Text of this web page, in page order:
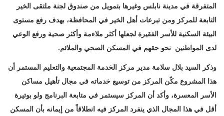
المتفرقة في مدينة نابلس وغيرها ‏بتمويل من صندوق لجنة ملتقى الخير
التابعة للمركز ومن تبرعات أهل الخير في المحافظة، بهدف ‏رفع مستوى
البيئة السكنية للأسر الفقيرة لجعلها أكثر ملاءمة وأكثر صحية ورفع الوعي
لدى المواطنين ‏ نحو حقهم في المسكن الصحي والملائم.‏
وذكر السيد بلال سلامة مدير مركز الخدمة المجتمعية والتعليم المستمر أن
هذا المشروع مكّن المركز ‏من توسيع خدماته في مجال تأهيل مساكن
الأسر المعسرة، وأكد أن المركز سيستمر في متابعة ‏البرنامج ولو بوتيرة
أقل في هذا المجال الذي ينفرد المركز فيه انطلاقاً من إيمانه بأن المسكن